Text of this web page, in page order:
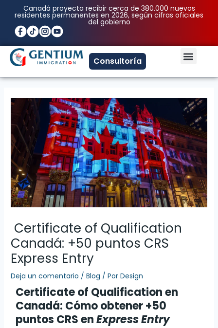
contenido
Canadá proyecta recibir cerca de 380.000 nuevos
residentes permanentes en 2026, según cifras oficiales
del gobierno
Consultoría
Certificate of Qualification
Canadá: +50 puntos CRS
Express Entry
Deja un comentario / Blog / Por Design
Certificate of Qualification en
Canadá: Cómo obtener +50
puntos CRS enExpress Entry
Post
navigation